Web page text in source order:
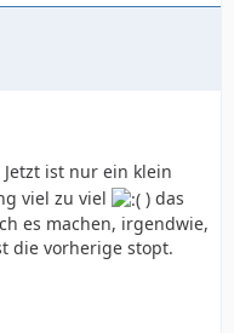
Jetzt ist nur ein klein
viel zu viel
) das
es machen, irgendwie,
die vorherige stopt.